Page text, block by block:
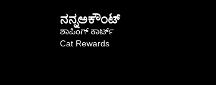
ನನ್ನಅಕೌಂಟ್
ಶಾಪಿಂಗ್ ಕಾರ್ಟ್
Cat Rewards